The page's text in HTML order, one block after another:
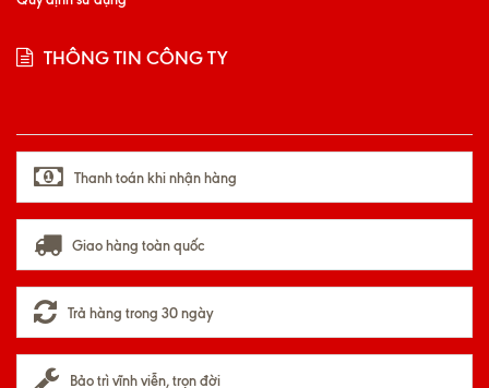
THÔNG TIN CÔNG TY
Thanh toán khi nhận hàng
Giao hàng toàn quốc
Trả hàng trong 30 ngày
Bảo trì vĩnh viễn, trọn đời